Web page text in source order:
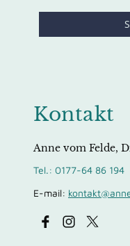
Kontakt
Anne vom Felde,
Tel.: 0177-64 86 194
E-mail: